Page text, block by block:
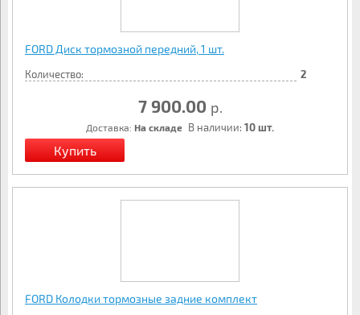
FORD Диск тормозной передний, 1 шт.
Количество: 2
7 900.00 р.
Доставка: На складе В наличии: 10 шт.
FORD Колодки тормозные задние комплект